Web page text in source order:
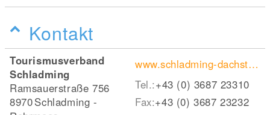
Kontakt
Tourismusverband
Schladming
Ramsauerstraße 756
8970Schladming -
www.schladming-dachstein.at/de/Winter/Abseits-der-Piste/Pferdeschlitten
Tel.:+43 (0) 3687 23310
Fax:+43 (0) 3687 23232